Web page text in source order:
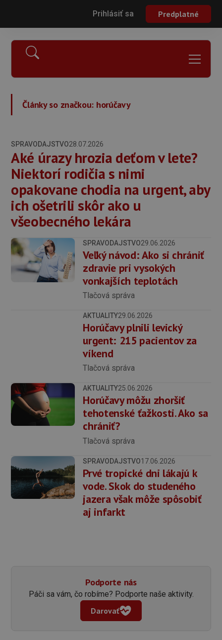
Prihlásiť sa Predplatné
Články so značkou: horúčavy
SPRAVODAJSTVO28.07.2026
Aké úrazy hrozia deťom v lete?
Niektorí rodičia s nimi
opakovane chodia na urgent, aby
ich ošetrili skôr ako u
všeobecného lekára
SPRAVODAJSTVO29.06.2026
Veľký návod: Ako si chrániť
zdravie pri vysokých
vonkajších teplotách
Tlačová správa
AKTUALITY29.06.2026
Horúčavy plnili levický
urgent: 215 pacientov za
víkend
Tlačová správa
AKTUALITY25.06.2026
Horúčavy môžu zhoršiť
tehotenské ťažkosti. Ako sa
chrániť?
Tlačová správa
SPRAVODAJSTVO17.06.2026
Prvé tropické dni lákajú k
vode. Skok do studeného
jazera však môže spôsobiť
aj infarkt
Podporte nás
Páči sa vám, čo robíme? Podporte naše aktivity.
Darovať